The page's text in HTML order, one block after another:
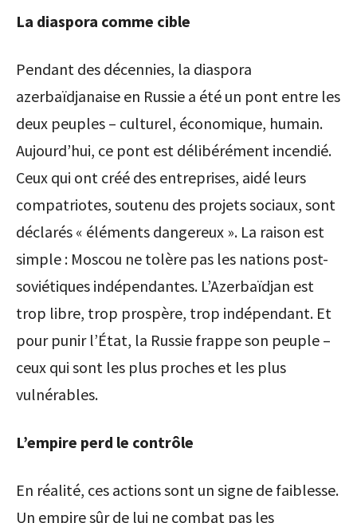
La diaspora comme cible
Pendant des décennies, la diaspora
azerbaïdjanaise en Russie a été un pont entre les
deux peuples – culturel, économique, humain.
Aujourd’hui, ce pont est délibérément incendié.
Ceux qui ont créé des entreprises, aidé leurs
compatriotes, soutenu des projets sociaux, sont
déclarés « éléments dangereux ». La raison est
simple : Moscou ne tolère pas les nations post-
soviétiques indépendantes. L’Azerbaïdjan est
trop libre, trop prospère, trop indépendant. Et
pour punir l’État, la Russie frappe son peuple –
ceux qui sont les plus proches et les plus
vulnérables.
L’empire perd le contrôle
En réalité, ces actions sont un signe de faiblesse.
Un empire sûr de lui ne combat pas les